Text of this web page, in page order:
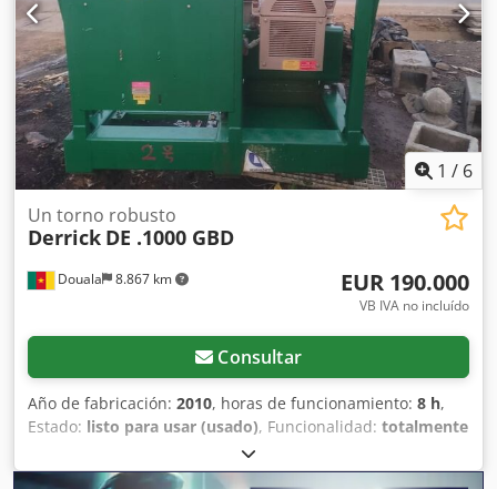
1 / 6
Douala 8.867 km
Un torno robusto
Derrick DE .1000 GBD
EUR 190.000
VB IVA no incluído
Consultar
Año de fabricación: 2010, horas de funcionamiento: 8 h,
Estado: listo para usar (usado), Funcionalidad: totalmente
, número de máquina/vehículo:
Equipamiento:Marcado CE, Estimado/a señor/a: Me pongo